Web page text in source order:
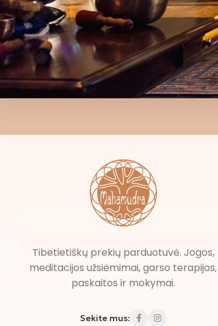
Tibetietiškų prekių parduotuvė. Jogos,
meditacijos užsiėmimai, garso terapijos,
paskaitos ir mokymai.
Sekite mus: